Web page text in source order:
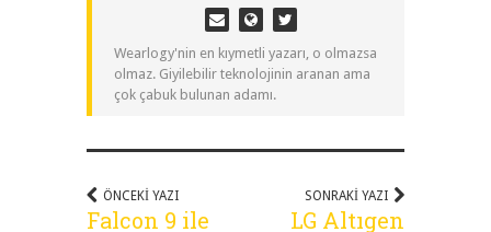
Wearlogy'nin en kıymetli yazarı, o olmazsa
olmaz. Giyilebilir teknolojinin aranan ama
çok çabuk bulunan adamı.
ÖNCEKI YAZI
Falcon 9 ile
SONRAKI YAZI
LG Altıgen